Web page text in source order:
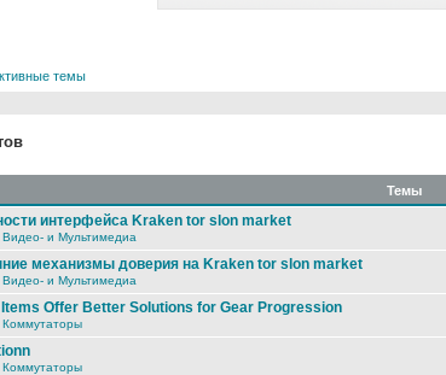
темы
Темы
интерфейса Kraken tor slon market
Видео- и Мультимедиа
механизмы доверия на Kraken tor slon market
Видео- и Мультимедиа
Items Offer Better Solutions for Gear Progression
Коммутаторы
Коммутаторы